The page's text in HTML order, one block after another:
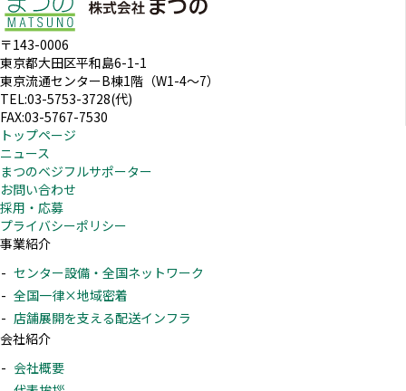
〒143-0006
東京都大田区平和島6-1-1
東京流通センターB棟1階（W1-4～7）
TEL:03-5753-3728(代)
FAX:03-5767-7530
トップページ
ニュース
まつのベジフルサポーター
お問い合わせ
採用・応募
プライバシーポリシー
事業紹介
センター設備・全国ネットワーク
全国一律×地域密着
店舗展開を支える配送インフラ
会社紹介
会社概要